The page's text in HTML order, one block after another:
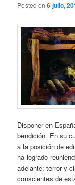
Posted on6 julio,
Disponer en
bendición. En su
a la posición de
ha logrado
adelante: terror y
conscientes de